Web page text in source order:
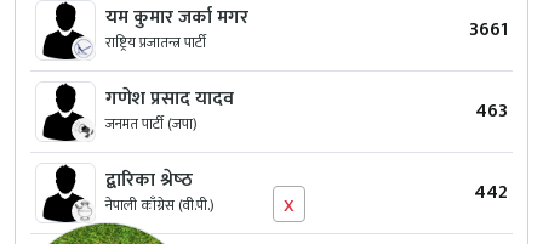
यम कुमार जर्का मगर
राष्ट्रिय प्रजातन्त्र पार्टी 3661
गणेश प्रसाद यादव
जनमत पार्टी (जपा) 463
द्बारिका श्रेष्‍ठ
नेपाली काँग्रेस (वी.पी.) 442
x